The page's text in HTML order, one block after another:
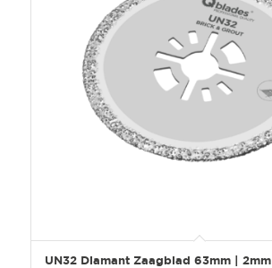
UN32 Diamant Zaagblad 63mm | 2mm